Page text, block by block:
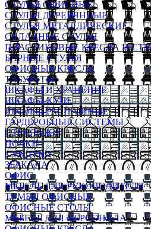
СТУЛЬЯ ОФИСНЫЕ
СТУЛЬЯ ДЕРЕВЯННЫЕ
СТУЛЬЯ МЕТАЛЛИЧЕСКИЕ
СКЛАДНЫЕ СТУЛЬЯ
ПЛАСТИКОВЫЕ КРЕСЛА И
БАРНЫЕ СТУЛЬЯ
ОФИСНЫЕ КРЕСЛА
ТАБУРЕТЫ
ШКАФЫ И ХРАНЕНИЕ
ШКАФЫ-КУПЕ
ШКАФЫ-РАСПАШНЫЕ
ГАРДЕРОБНЫЕ СИСТЕМЫ
СТЕЛЛАЖИ
ПОЛКИ
СУНДУКИ
ЗЕРКАЛА
ОФИС
МЕБЕЛЬ ДЛЯ РУКОВОДИТЕЛЯ
ТУМБЫ ОФИСНЫЕ
ОФИСНЫЕ СТОЛЫ
МЕБЕЛЬ ДЛЯ ПЕРСОНАЛА